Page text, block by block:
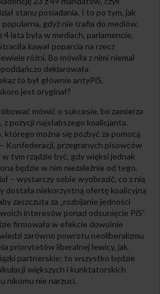
stanu posiadania. I to po tym, jak
gdyż nie trafia do mediów,
lata była w mediach, parlamencie,
kawał poparcia na rzecz
różni. Bo mówiła z nimi niemal
deklarowała
to był głównie antyPiS.
jest oryginał?
mówić o sukcesie, bo zamierza
pozycji najsłabszego koalicjanta.
którego można się pozbyć za pomocą
Konfederacji, przegranych pisowców
tym rządzie być, gdy więksi jednak
będzie w nim niezależnie od tego,
– wystarczy sobie wyobrazić, co z nią
dostała niekorzystną ofertę koalicyjną
zaszczuta za „rozbijanie jedności
interesów ponad odsunięcie PiS”
firmowała w efekcie dowolnie
zarówno powrotu neoliberalizmu
priorytetów liberalnej lewicy, jak
partnerskie; to wszystko będzie
większych i kunktatorskich
nikomu nie narzuci.